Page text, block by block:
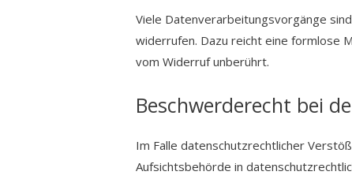
Viele Datenverarbeitungsvorgänge
widerrufen. Dazu reicht eine formlose
vom Widerruf unberührt.
Beschwerderecht bei
Im Falle datenschutzrechtlicher
Aufsichtsbehörde in